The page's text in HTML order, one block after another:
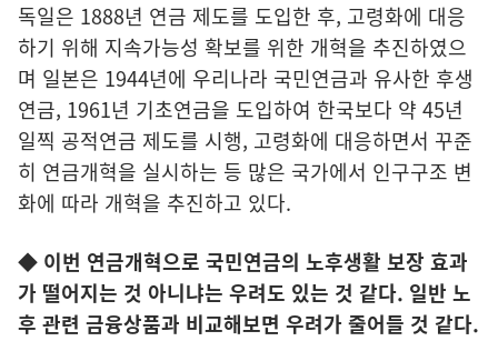
독일은 1888년 연금 제도를 도입한 후, 고령화에 대응
하기 위해 지속가능성 확보를 위한 개혁을 추진하였으
며 일본은 1944년에 우리나라 국민연금과 유사한 후생
연금, 1961년 기초연금을 도입하여 한국보다 약 45년
일찍 공적연금 제도를 시행, 고령화에 대응하면서 꾸준
히 연금개혁을 실시하는 등 많은 국가에서 인구구조 변
화에 따라 개혁을 추진하고 있다.
◆ 이번 연금개혁으로 국민연금의 노후생활 보장 효과
가 떨어지는 것 아니냐는 우려도 있는 것 같다. 일반 노
후 관련 금융상품과 비교해보면 우려가 줄어들 것 같다.